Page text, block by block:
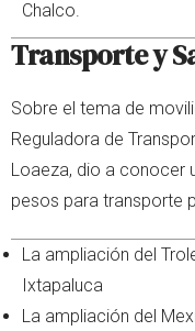
Chalco.
Transporte y
Sobre el tema de
Reguladora de
Loaeza, dio a conocer
pesos para transporte
La ampliación del
Ixtapaluca
La ampliación del